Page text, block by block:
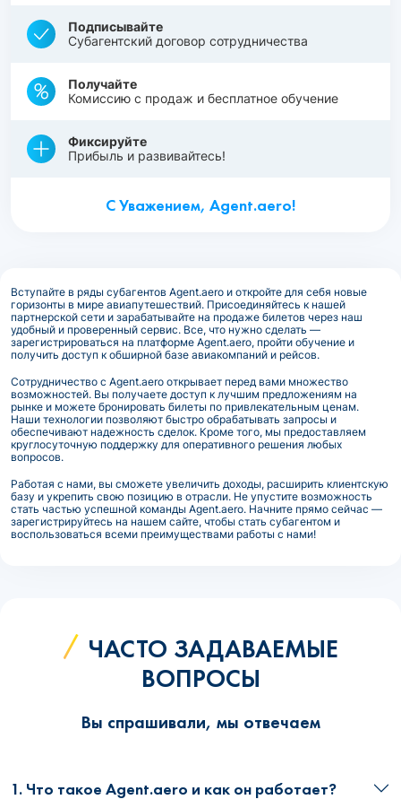
Подписывайте
Субагентский договор сотрудничества
Получайте
Комиссию с продаж и бесплатное обучение
Фиксируйте
Прибыль и развивайтесь!
С Уважением, Agent.aero!
Вступайте в ряды субагентов Agent.aero и откройте для себя новые
горизонты в мире авиапутешествий. Присоединяйтесь к нашей
партнерской сети и зарабатывайте на продаже билетов через наш
удобный и проверенный сервис. Все, что нужно сделать —
зарегистрироваться на платформе Agent.aero, пройти обучение и
получить доступ к обширной базе авиакомпаний и рейсов.
Сотрудничество с Agent.aero открывает перед вами множество
возможностей. Вы получаете доступ к лучшим предложениям на
рынке и можете бронировать билеты по привлекательным ценам.
Наши технологии позволяют быстро обрабатывать запросы и
обеспечивают надежность сделок. Кроме того, мы предоставляем
круглосуточную поддержку для оперативного решения любых
вопросов.
Работая с нами, вы сможете увеличить доходы, расширить клиентскую
базу и укрепить свою позицию в отрасли. Не упустите возможность
стать частью успешной команды Agent.aero. Начните прямо сейчас —
зарегистрируйтесь на нашем сайте, чтобы стать субагентом и
воспользоваться всеми преимуществами работы с нами!
ЧАСТО ЗАДАВАЕМЫЕ
ВОПРОСЫ
Вы спрашивали, мы отвечаем
1. Что такое Agent.aero и как он работает?